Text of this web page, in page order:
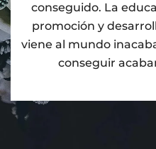
conseguido. La
promoción y
viene al mundo
conseguir